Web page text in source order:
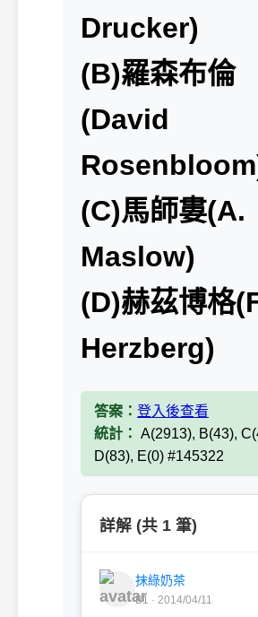
Drucker)
(B)羅森布倫
(David
(C)馬師婁(A.
Maslow)
(D)赫茲博格
Herzberg)
答案： 登入後查看
統計： A(2913), B(43),
D(83), E(0) #145322
詳解 (共 1 筆)
抹綠奶茶
B1 · 2014/04/11